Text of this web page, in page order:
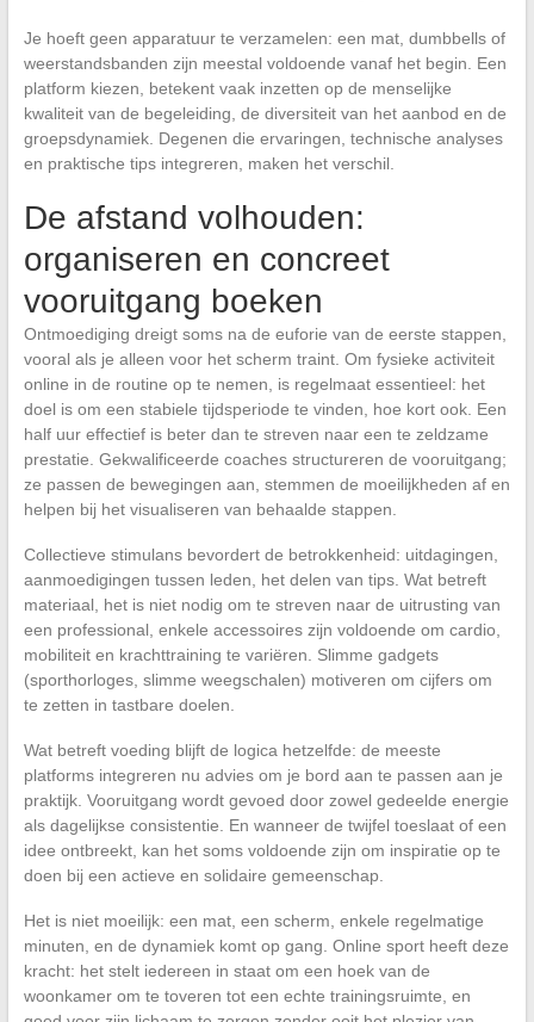
Je hoeft geen apparatuur te verzamelen: een mat, dumbbells of
weerstandsbanden zijn meestal voldoende vanaf het begin. Een
platform kiezen, betekent vaak inzetten op de menselijke
kwaliteit van de begeleiding, de diversiteit van het aanbod en de
groepsdynamiek. Degenen die ervaringen, technische analyses
en praktische tips integreren, maken het verschil.
De afstand volhouden:
organiseren en concreet
vooruitgang boeken
Ontmoediging dreigt soms na de euforie van de eerste stappen,
vooral als je alleen voor het scherm traint. Om fysieke activiteit
online in de routine op te nemen, is regelmaat essentieel: het
doel is om een stabiele tijdsperiode te vinden, hoe kort ook. Een
half uur effectief is beter dan te streven naar een te zeldzame
prestatie. Gekwalificeerde coaches structureren de vooruitgang;
ze passen de bewegingen aan, stemmen de moeilijkheden af en
helpen bij het visualiseren van behaalde stappen.
Collectieve stimulans bevordert de betrokkenheid: uitdagingen,
aanmoedigingen tussen leden, het delen van tips. Wat betreft
materiaal, het is niet nodig om te streven naar de uitrusting van
een professional, enkele accessoires zijn voldoende om cardio,
mobiliteit en krachttraining te variëren. Slimme gadgets
(sporthorloges, slimme weegschalen) motiveren om cijfers om
te zetten in tastbare doelen.
Wat betreft voeding blijft de logica hetzelfde: de meeste
platforms integreren nu advies om je bord aan te passen aan je
praktijk. Vooruitgang wordt gevoed door zowel gedeelde energie
als dagelijkse consistentie. En wanneer de twijfel toeslaat of een
idee ontbreekt, kan het soms voldoende zijn om inspiratie op te
doen bij een actieve en solidaire gemeenschap.
Het is niet moeilijk: een mat, een scherm, enkele regelmatige
minuten, en de dynamiek komt op gang. Online sport heeft deze
kracht: het stelt iedereen in staat om een hoek van de
woonkamer om te toveren tot een echte trainingsruimte, en